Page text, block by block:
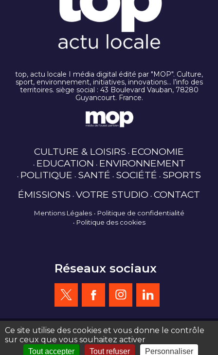
top, actu locale I média digital édité par "MOP". Culture,
sport, environnement, initiatives, innovations… l’info des
territoires. siège social : 43 Boulevard Vauban, 78280
Guyancourt. France.
CULTURE & LOISIRS ECONOMIE
EDUCATION ENVIRONNEMENT
POLITIQUE SANTÉ SOCIÉTÉ SPORTS
ÉMISSIONS VOTRE STUDIO CONTACT
Mentions Légales
Politique de confidentialité
Politique des cookies
Réseaux sociaux
création site web : agence de communication Serious Team 360°
Ce site utilise des cookies et vous donne le contrôle
sur ceux que vous souhaitez activer
Tout accepter Tout refuser Personnaliser